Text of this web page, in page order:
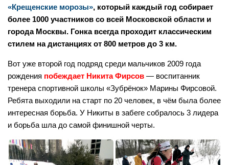
«Крещенские морозы», который каждый год собирает
более 1000 участников со всей Московской области и
города Москвы. Гонка всегда проходит классическим
стилем на дистанциях от 800 метров до 3 км.
Вот уже второй год подряд среди мальчиков 2009 года
рождения побеждает Никита Фирсов — воспитанник
тренера спортивной школы «Зубрёнок» Марины Фирсовой.
Ребята выходили на старт по 20 человек, в чём была более
интересная борьба. У Никиты в забеге собралось 3 лидера
и борьба шла до самой финишной черты.